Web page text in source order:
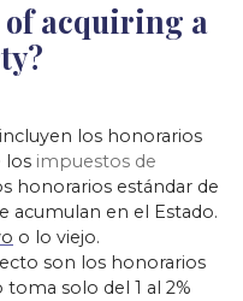
of acquiring a
incluyen los honorarios
los impuestos de
honorarios estándar de
acumulan en el Estado.
o lo viejo.
son los honorarios
toma solo del 1 al 2%